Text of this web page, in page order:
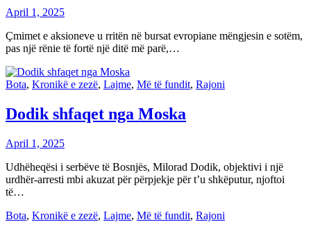
April 1, 2025
Çmimet e aksioneve u rritën në bursat evropiane mëngjesin e sotëm,
pas një rënie të fortë një ditë më parë,…
Bota, Kronikë e zezë, Lajme, Më të fundit, Rajoni
Dodik shfaqet nga Moska
April 1, 2025
Udhëheqësi i serbëve të Bosnjës, Milorad Dodik, objektivi i një
urdhër-arresti mbi akuzat për përpjekje për t’u shkëputur, njoftoi
të…
Bota, Kronikë e zezë, Lajme, Më të fundit, Rajoni